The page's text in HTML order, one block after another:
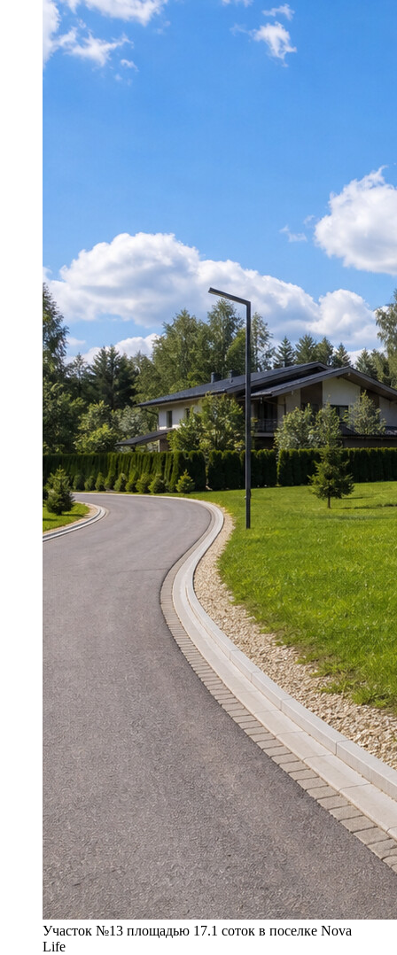
Участок №13 площадью 17.1 соток в поселке Nova
Life